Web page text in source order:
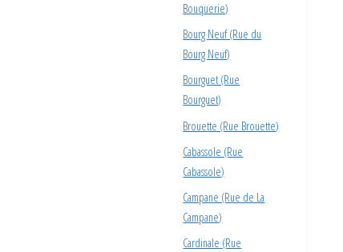
Bouquerie)
Bourg Neuf (Rue du
Bourg Neuf)
Bourguet (Rue
Bourguet)
Brouette (Rue Brouette)
Cabassole (Rue
Cabassole)
Campane (Rue de La
Campane)
Cardinale (Rue